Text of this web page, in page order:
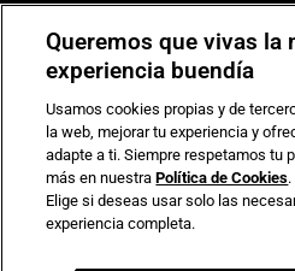
Compromiso de seguridad en
Queremos que vivas la
experiencia buendía
Usamos cookies propias y de
la web, mejorar tu experiencia y
adapte a ti. Siempre respetamos tu
más en nuestraPolítica de Cookies.
Elige si deseas usar solo las
experiencia completa.